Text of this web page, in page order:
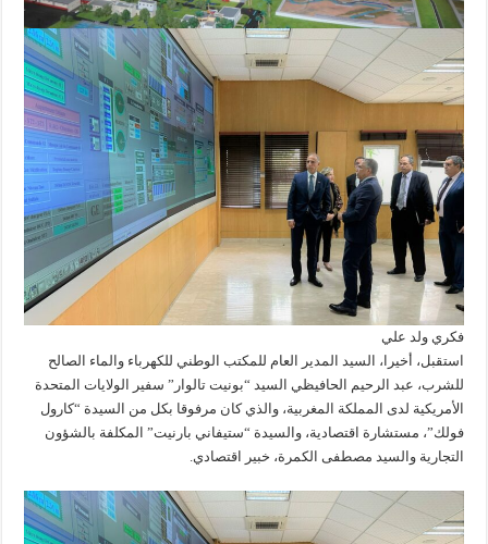
فكري ولد علي
استقبل، أخيرا، السيد المدير العام للمكتب الوطني للكهرباء والماء الصالح
للشرب، عبد الرحيم الحافيظي السيد “بونيت تالوار” سفير الولايات المتحدة
الأمريكية لدى المملكة المغربية، والذي كان مرفوقا بكل من السيدة “كارول
فولك”، مستشارة اقتصادية، والسيدة “ستيفاني بارنيت” المكلفة بالشؤون
التجارية والسيد مصطفى الكمرة، خبير اقتصادي.